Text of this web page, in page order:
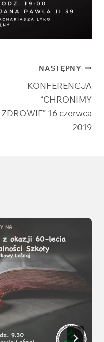
NASTĘPNY
KONFERENCJA
“CHRONIMY
ZDROWIE” 16 czerwca
2019